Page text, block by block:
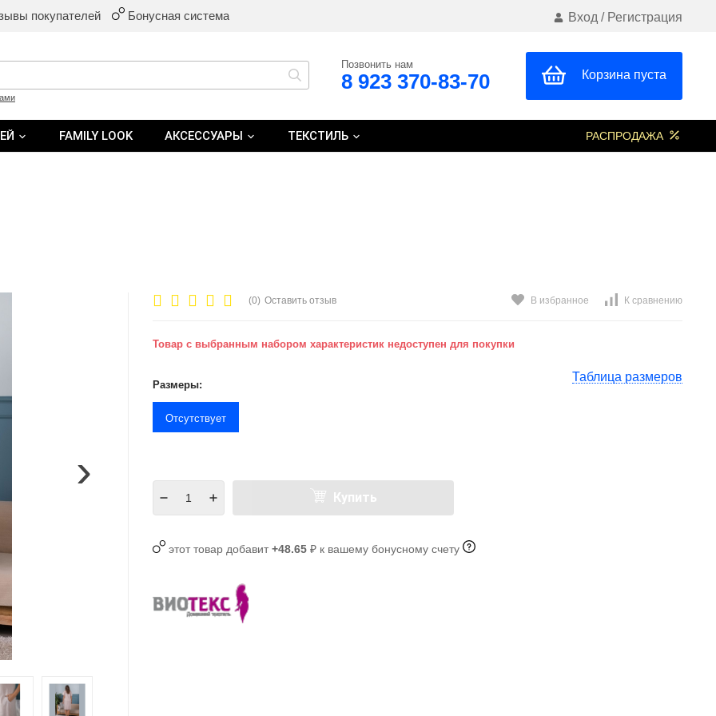
покупателей Бонусная система Вход / Регистрация
Позвонить нам
8 923 370-83-70 Корзина пуста
FAMILY LOOK АКСЕССУАРЫ ТЕКСТИЛЬ РАСПРОДАЖА
›
(0) Оставить отзыв В избранное К сравнению
Товар с выбранным набором характеристик недоступен для покупки
Таблица размеров
Размеры:
Отсутствует
Купить
этот товар добавит+48.65 ₽ к вашему бонусному счету